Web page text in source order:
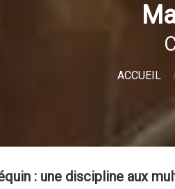
ACCUEIL
: une discipline aux